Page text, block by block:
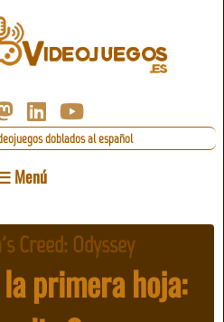
doblados al español
Menú
Creed: Odyssey
primera hoja: